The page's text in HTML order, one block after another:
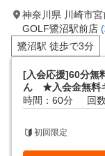
神奈川県 川崎市
GOLF鷺沼駅前店
鷺沼駅 徒歩で3分
[入会応援]60分無
ん ★入会金無料
時間：60分
回
初回限定